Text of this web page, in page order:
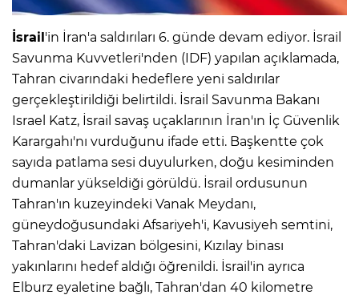
İsrail'in İran'a saldırıları 6. günde devam ediyor. İsrail
Savunma Kuvvetleri'nden (IDF) yapılan açıklamada,
Tahran civarındaki hedeflere yeni saldırılar
gerçekleştirildiği belirtildi. İsrail Savunma Bakanı
Israel Katz, İsrail savaş uçaklarının İran'ın İç Güvenlik
Karargahı'nı vurduğunu ifade etti. Başkentte çok
sayıda patlama sesi duyulurken, doğu kesiminden
dumanlar yükseldiği görüldü. İsrail ordusunun
Tahran'ın kuzeyindeki Vanak Meydanı,
güneydoğusundaki Afsariyeh'i, Kavusiyeh semtini,
Tahran'daki Lavizan bölgesini, Kızılay binası
yakınlarını hedef aldığı öğrenildi. İsrail'in ayrıca
Elburz eyaletine bağlı, Tahran'dan 40 kilometre